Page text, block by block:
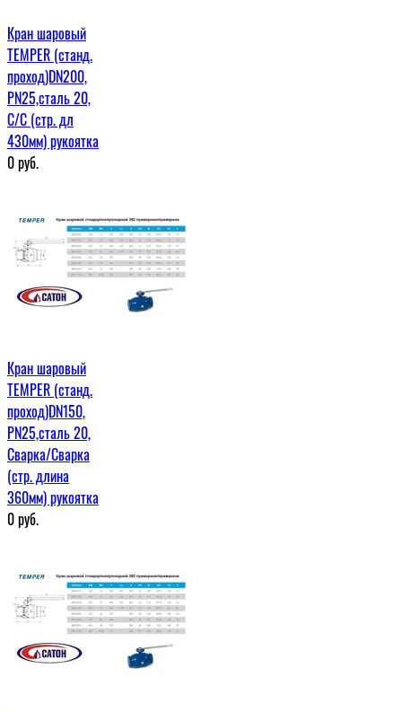
Кран шаровый
TEMPER (станд.
проход)DN200,
PN25,сталь 20,
С/С (стр. дл
430мм) рукоятка
0руб.
Кран шаровый
TEMPER (станд.
проход)DN150,
PN25,сталь 20,
Сварка/Сварка
(стр. длина
360мм) рукоятка
0руб.